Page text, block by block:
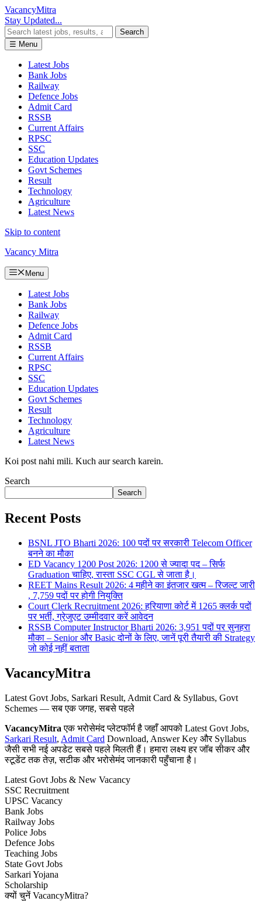
VacancyMitra
Stay Updated...
Search
☰ Menu
Latest Jobs
Bank Jobs
Railway
Defence Jobs
Admit Card
RSSB
Current Affairs
RPSC
SSC
Education Updates
Govt Schemes
Result
Technology
Agriculture
Latest News
Skip to content
Vacancy Mitra
Menu
Latest Jobs
Bank Jobs
Railway
Defence Jobs
Admit Card
RSSB
Current Affairs
RPSC
SSC
Education Updates
Govt Schemes
Result
Technology
Agriculture
Latest News
Koi post nahi mili. Kuch aur search karein.
Search
Search
Recent Posts
BSNL JTO Bharti 2026: 100 पदों पर सरकारी Telecom Officer
बनने का मौका
ED Vacancy 1200 Post 2026: 1200 से ज्यादा पद – सिर्फ
Graduation चाहिए, रास्ता SSC CGL से जाता है।
REET Mains Result 2026: 4 महीने का इंतजार खत्म – रिजल्ट जारी
, 7,759 पदों पर होगी नियुक्ति
Court Clerk Recruitment 2026: हरियाणा कोर्ट में 1265 क्लर्क पदों
पर भर्ती, ग्रेजुएट उम्मीदवार करें आवेदन
RSSB Computer Instructor Bharti 2026: 3,951 पदों पर सुनहरा
मौका – Senior और Basic दोनों के लिए, जानें पूरी तैयारी की Strategy
जो कोई नहीं बताता
VacancyMitra
Latest Govt Jobs, Sarkari Result, Admit Card & Syllabus, Govt
Schemes — सब एक जगह, सबसे पहले
VacancyMitra एक भरोसेमंद प्लेटफॉर्म है जहाँ आपको Latest Govt Jobs,
Sarkari Result, Admit Card Download, Answer Key और Syllabus
जैसी सभी नई अपडेट सबसे पहले मिलती हैं। हमारा लक्ष्य हर जॉब सीकर और
स्टूडेंट तक तेज़, सटीक और भरोसेमंद जानकारी पहुँचाना है।
Latest Govt Jobs & New Vacancy
SSC Recruitment
UPSC Vacancy
Bank Jobs
Railway Jobs
Police Jobs
Defence Jobs
Teaching Jobs
State Govt Jobs
Sarkari Yojana
Scholarship
क्यों चुनें VacancyMitra?